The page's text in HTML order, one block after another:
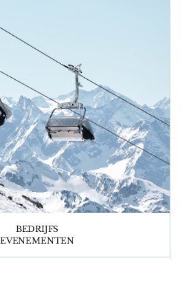
BEDRIJFS
EVENEMENTEN